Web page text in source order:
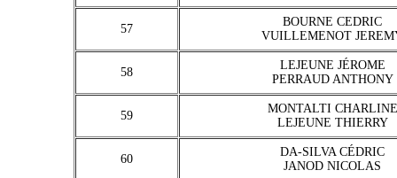
57
BOURNE CEDRIC
VUILLEMENOT
58
LEJEUNE JÉROME
PERRAUD ANTHONY
59
MONTALTI CHARLINE
LEJEUNE THIERRY
60
DA-SILVA CÉDRIC
JANOD NICOLAS